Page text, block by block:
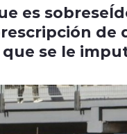
es
de
se le